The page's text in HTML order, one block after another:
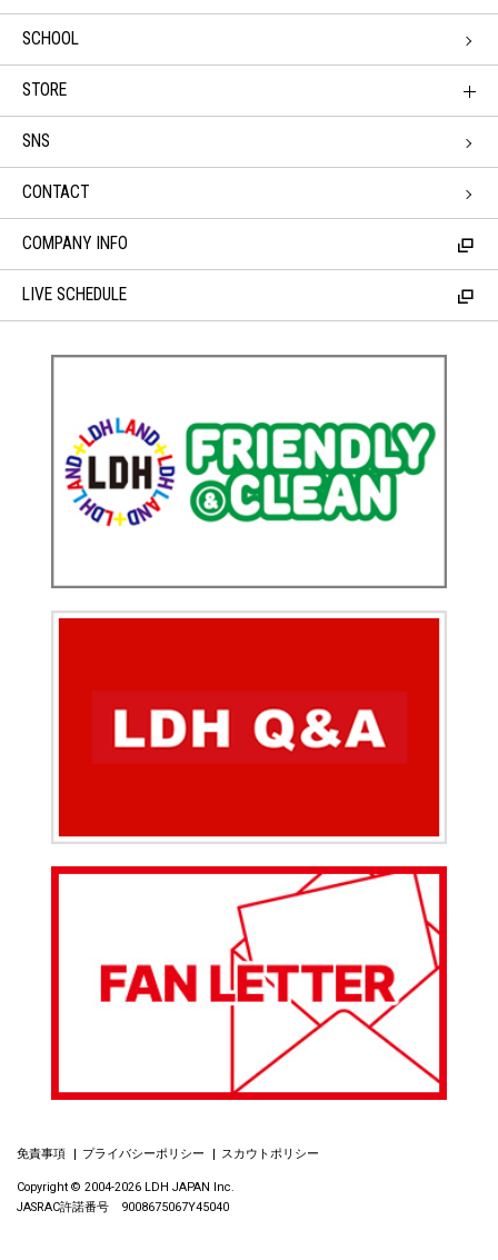
SCHOOL
STORE
SNS
CONTACT
COMPANY INFO
LIVE SCHEDULE
免責事項 プライバシーポリシー スカウトポリシー
Copyright © 2004-2026 LDH JAPAN Inc.
JASRAC許諾番号 9008675067Y45040